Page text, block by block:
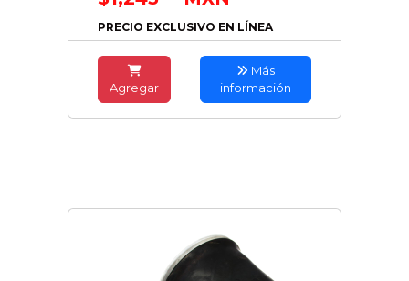
PRECIO EXCLUSIVO EN LÍNEA
Agregar
Más
información